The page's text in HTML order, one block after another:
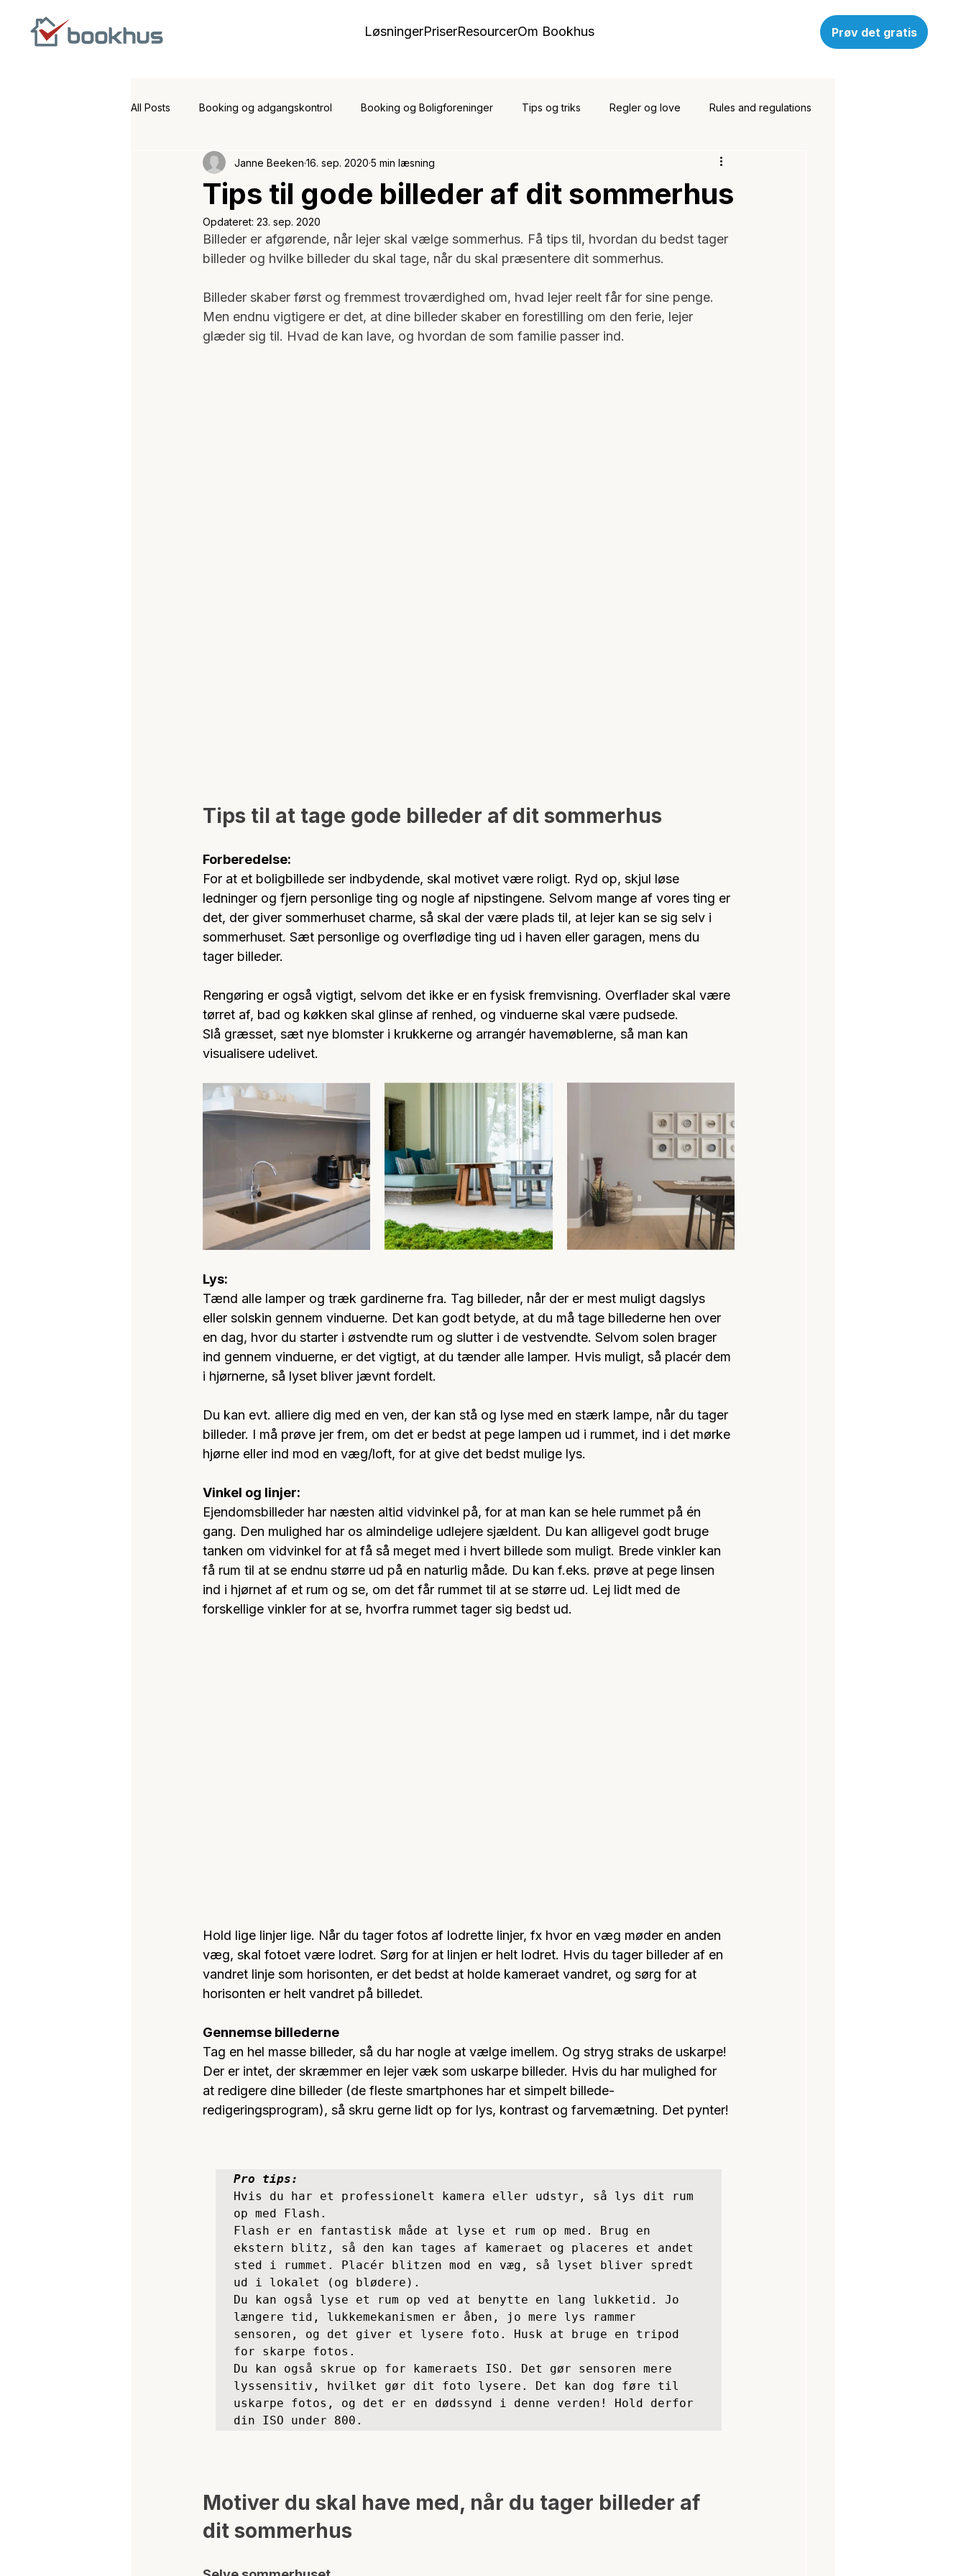
LøsningerPriserResourcerOm Bookhus Prøv det gratis
All Posts Booking og adgangskontrol Booking og Boligforeninger Tips og triks Regler og love Rules and regulations
Produkt nyheder Booking og ketchersport
Tips til gode billeder af dit sommerhus
Janne Beeken 16. sep. 2020 5 min læsning
Opdateret: 23. sep. 2020
Billeder er afgørende, når lejer skal vælge sommerhus. Få tips til, hvordan du bedst tager
billeder og hvilke billeder du skal tage, når du skal præsentere dit sommerhus.
Billeder skaber først og fremmest troværdighed om, hvad lejer reelt får for sine penge.
Men endnu vigtigere er det, at dine billeder skaber en forestilling om den ferie, lejer
glæder sig til. Hvad de kan lave, og hvordan de som familie passer ind.
Tips til at tage gode billeder af dit sommerhus
Forberedelse:
For at et boligbillede ser indbydende, skal motivet være roligt. Ryd op, skjul løse
ledninger og fjern personlige ting og nogle af nipstingene. Selvom mange af vores ting er
det, der giver sommerhuset charme, så skal der være plads til, at lejer kan se sig selv i
sommerhuset. Sæt personlige og overflødige ting ud i haven eller garagen, mens du
tager billeder.
Rengøring er også vigtigt, selvom det ikke er en fysisk fremvisning. Overflader skal være
tørret af, bad og køkken skal glinse af renhed, og vinduerne skal være pudsede.
Slå græsset, sæt nye blomster i krukkerne og arrangér havemøblerne, så man kan
visualisere udelivet.
Lys:
Tænd alle lamper og træk gardinerne fra. Tag billeder, når der er mest muligt dagslys
eller solskin gennem vinduerne. Det kan godt betyde, at du må tage billederne hen over
en dag, hvor du starter i østvendte rum og slutter i de vestvendte. Selvom solen brager
ind gennem vinduerne, er det vigtigt, at du tænder alle lamper. Hvis muligt, så placér dem
i hjørnerne, så lyset bliver jævnt fordelt.
Du kan evt. alliere dig med en ven, der kan stå og lyse med en stærk lampe, når du tager
billeder. I må prøve jer frem, om det er bedst at pege lampen ud i rummet, ind i det mørke
hjørne eller ind mod en væg/loft, for at give det bedst mulige lys.
Vinkel og linjer:
Ejendomsbilleder har næsten altid vidvinkel på, for at man kan se hele rummet på én
gang. Den mulighed har os almindelige udlejere sjældent. Du kan alligevel godt bruge
tanken om vidvinkel for at få så meget med i hvert billede som muligt. Brede vinkler kan
få rum til at se endnu større ud på en naturlig måde. Du kan f.eks. prøve at pege linsen
ind i hjørnet af et rum og se, om det får rummet til at se større ud. Lej lidt med de
forskellige vinkler for at se, hvorfra rummet tager sig bedst ud.
Hold lige linjer lige. Når du tager fotos af lodrette linjer, fx hvor en væg møder en anden
væg, skal fotoet være lodret. Sørg for at linjen er helt lodret. Hvis du tager billeder af en
vandret linje som horisonten, er det bedst at holde kameraet vandret, og sørg for at
horisonten er helt vandret på billedet.
Gennemse billederne
Tag en hel masse billeder, så du har nogle at vælge imellem. Og stryg straks de uskarpe!
Der er intet, der skræmmer en lejer væk som uskarpe billeder. Hvis du har mulighed for
at redigere dine billeder (de fleste smartphones har et simpelt billede-
redigeringsprogram), så skru gerne lidt op for lys, kontrast og farvemætning. Det pynter!
Pro tips:
Hvis du har et professionelt kamera eller udstyr, så lys dit rum
op med Flash.
Flash er en fantastisk måde at lyse et rum op med. Brug en
ekstern blitz, så den kan tages af kameraet og placeres et andet
sted i rummet. Placér blitzen mod en væg, så lyset bliver spredt
ud i lokalet (og blødere).
Du kan også lyse et rum op ved at benytte en lang lukketid. Jo
længere tid, lukkemekanismen er åben, jo mere lys rammer
sensoren, og det giver et lysere foto. Husk at bruge en tripod
for skarpe fotos.
Du kan også skrue op for kameraets ISO. Det gør sensoren mere
lyssensitiv, hvilket gør dit foto lysere. Det kan dog føre til
uskarpe fotos, og det er en dødssynd i denne verden! Hold derfor
din ISO under 800.
Motiver du skal have med, når du tager billeder af
dit sommerhus